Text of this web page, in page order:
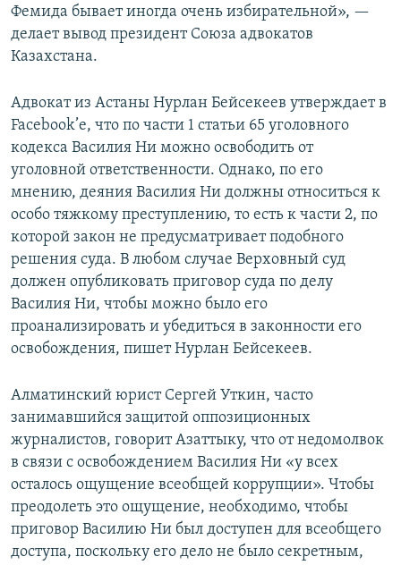
Фемида бывает иногда очень избирательной», —
делает вывод президент Союза адвокатов
Казахстана.
Адвокат из Астаны Нурлан Бейсекеев утверждает в
Facebook’е, что по части 1 статьи 65 уголовного
кодекса Василия Ни можно освободить от
уголовной ответственности. Однако, по его
мнению, деяния Василия Ни должны относиться к
особо тяжкому преступлению, то есть к части 2, по
которой закон не предусматривает подобного
решения суда. В любом случае Верховный суд
должен опубликовать приговор суда по делу
Василия Ни, чтобы можно было его
проанализировать и убедиться в законности его
освобождения, пишет Нурлан Бейсекеев.
Алматинский юрист Сергей Уткин, часто
занимавшийся защитой оппозиционных
журналистов, говорит Азаттыку, что от недомолвок
в связи с освобождением Василия Ни «у всех
осталось ощущение всеобщей коррупции». Чтобы
преодолеть это ощущение, необходимо, чтобы
приговор Василию Ни был доступен для всеобщего
доступа, поскольку его дело не было секретным,